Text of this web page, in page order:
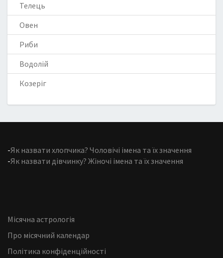
Телець
Овен
Риби
Водолій
Козеріг
-Як назвати хлопчика? Чоловічі імена та їх значення
-Як назвати дівчинку? Жіночі імена та їх значення
Місячна астрологія
Про місячний календар
Політика конфіденційності